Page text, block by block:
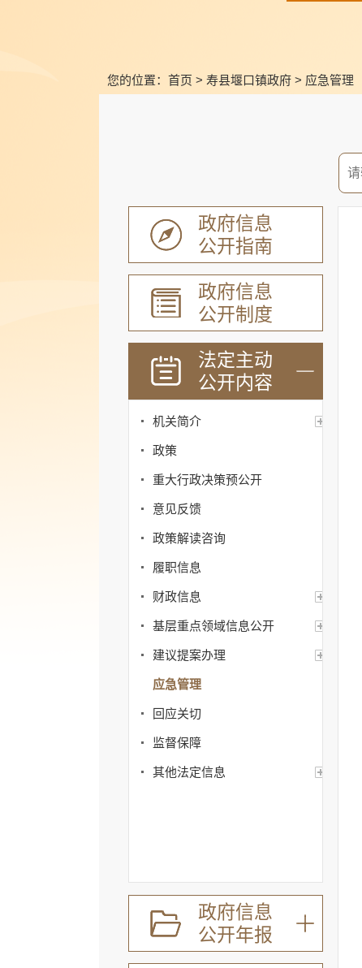
您的位置： 首页 > 寿县堰口镇政府 > 应急管理
政府信息
公开指南
政府信息
公开制度
法定主动
公开内容
机关简介
政策
重大行政决策预公开
意见反馈
政策解读咨询
履职信息
财政信息
基层重点领域信息公开
建议提案办理
应急管理
回应关切
监督保障
其他法定信息
政府信息
公开年报